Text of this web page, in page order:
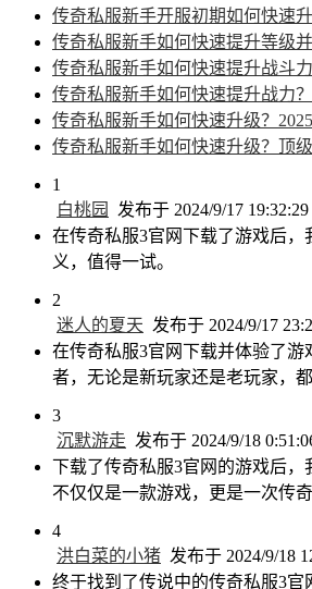
传奇私服新手开服初期如何快速
传奇私服新手如何快速提升等级
传奇私服新手如何快速提升战斗
传奇私服新手如何快速提升战力
传奇私服新手如何快速升级？
传奇私服新手如何快速升级？顶
1
白桃园
发布于 2024/9/17 19:32:29
在传奇私服3官网下载了游戏后
义，值得一试。
2
迷人的夏天 发布于 2024/9/17
在传奇私服3官网下载并体验了
者，无论是新玩家还是老玩家，
3
沉默游走 发布于 2024/9/18
下载了传奇私服3官网的游戏后
不仅仅是一款游戏，更是一次传奇
4
洪白菜的小猪 发布于 2024/9/18
终于找到了传说中的传奇私服3